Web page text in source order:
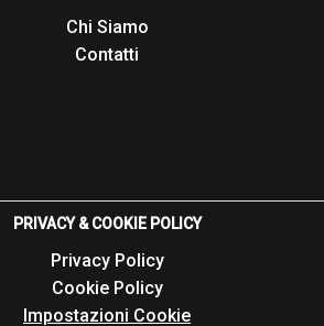
Chi Siamo
Contatti
PRIVACY & COOKIE POLICY
Privacy Policy
Cookie Policy
Impostazioni Cookie